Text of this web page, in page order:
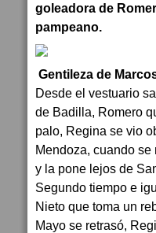
goleadora de
pampeano.
Gentileza de
Desde el vestuario
de Badilla, Romero
palo, Regina se vio
Mendoza, cuando
y la pone lejos de
Segundo tiempo e
Nieto que toma un
Mayo se retrasó,